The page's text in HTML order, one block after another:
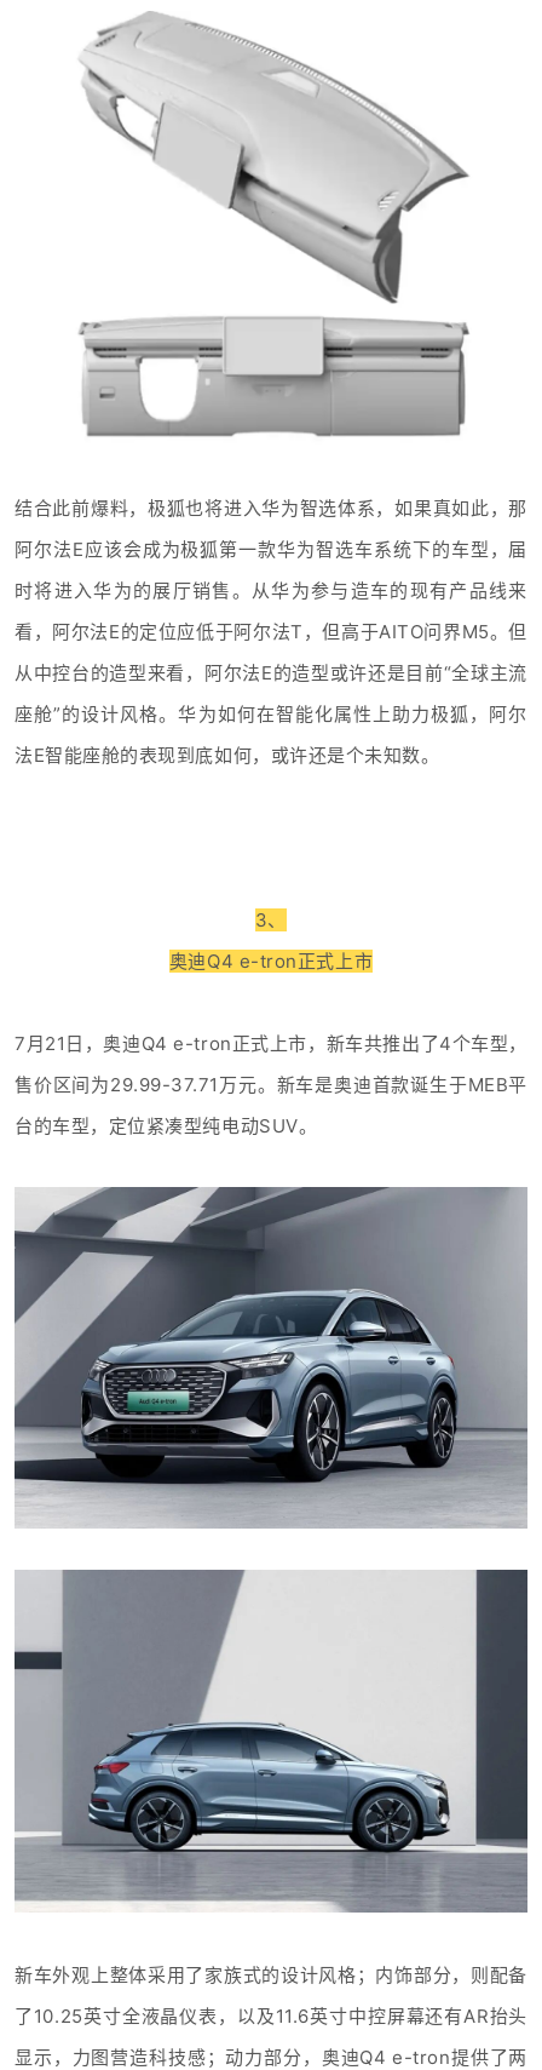
结合此前爆料，极狐也将进入华为智选体系，如果真如此，那
阿尔法E应该会成为极狐第一款华为智选车系统下的车型，届
时将进入华为的展厅销售。从华为参与造车的现有产品线来
看，阿尔法E的定位应低于阿尔法T，但高于AITO问界M5。但
从中控台的造型来看，阿尔法E的造型或许还是目前“全球主流
座舱”的设计风格。华为如何在智能化属性上助力极狐，阿尔
法E智能座舱的表现到底如何，或许还是个未知数。
3、
奥迪Q4 e-tron正式上市
7月21日，奥迪Q4 e-tron正式上市，新车共推出了4个车型，
售价区间为29.99-37.71万元。新车是奥迪首款诞生于MEB平
台的车型，定位紧凑型纯电动SUV。
新车外观上整体采用了家族式的设计风格；内饰部分，则配备
了10.25英寸全液晶仪表，以及11.6英寸中控屏幕还有AR抬头
显示，力图营造科技感；动力部分，奥迪Q4 e-tron提供了两